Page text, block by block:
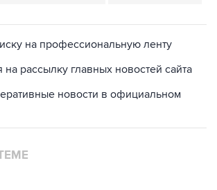
на профессиональную ленту
на рассылку главных новостей сайта
новости в официальном